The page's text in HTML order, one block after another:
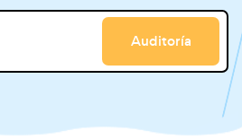
Auditoría